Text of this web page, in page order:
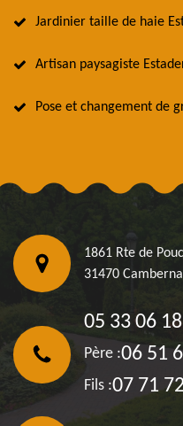
Jardinier taille de haie
Artisan paysagiste
Pose et changement de
1861 Rte de
31470
05 33 06
Père :06 51
Fils :07 71